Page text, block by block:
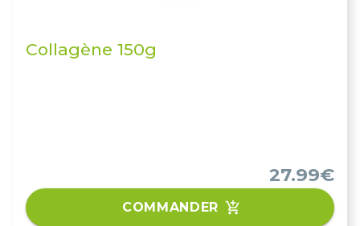
Collagène 150g
27.99€
COMMANDER